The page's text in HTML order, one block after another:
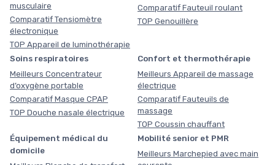
musculaire
Comparatif Tensiomètre
électronique
TOP Appareil de luminothérapie
Comparatif Fauteuil roulant
TOP Genouillère
Soins respiratoires
Meilleurs Concentrateur
d’oxygène portable
Comparatif Masque CPAP
TOP Douche nasale électrique
Confort et thermothérapie
Meilleurs Appareil de massage
électrique
Comparatif Fauteuils de
massage
TOP Coussin chauffant
Équipement médical du
domicile
Mobilité senior et PMR
Meilleurs Marchepied avec main